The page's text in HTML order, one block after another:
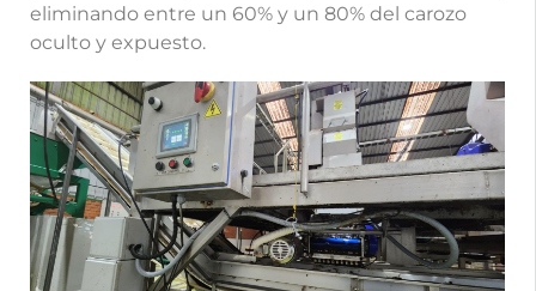
eliminando entre un 60% y un 80% del carozo
oculto y expuesto.